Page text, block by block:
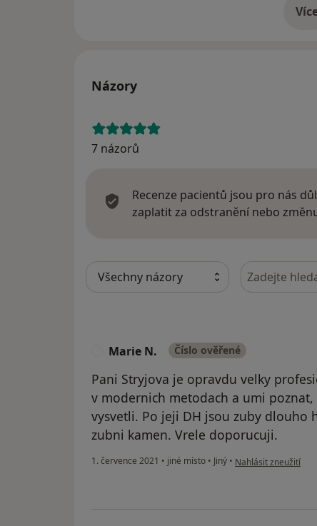
o
Názory
7 názorů
Recenze pacientů jsou pro nás
zaplatit za odstranění nebo
Hledejte v
Marie N. Číslo ověřené
Pani Stryjova je opravdu velky
v modernich metodach a umi
vysvetli. Po jeji DH jsou zuby dlouho
zubni kamen. Vrele doporucuji.
1. července 2021 • jiné místo • Jiný • podle názoru
Nahlásit zneužití